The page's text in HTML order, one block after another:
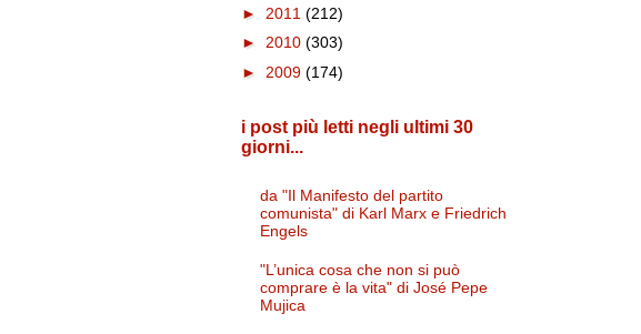
► 2011 (212)
► 2010 (303)
► 2009 (174)
i post più letti negli ultimi 30
giorni...
da "Il Manifesto del partito
comunista" di Karl Marx e Friedrich
Engels
"L’unica cosa che non si può
comprare è la vita" di José Pepe
Mujica